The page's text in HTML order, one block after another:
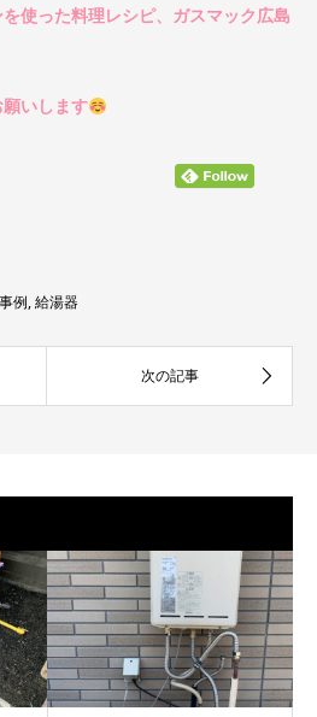
使った料理レシピ、ガスマック広島
いします
例,給湯器